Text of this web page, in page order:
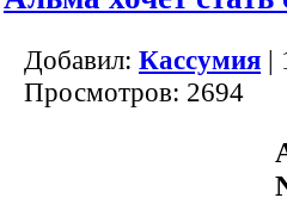
Добавил: Кассумия |
Просмотров: 2694